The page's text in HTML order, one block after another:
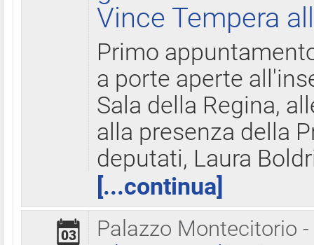
Vince Tempera
Primo
a porte aperte
Sala della Regina,
alla presenza della
deputati, Laura
[...continua]
Palazzo Montecitorio
03